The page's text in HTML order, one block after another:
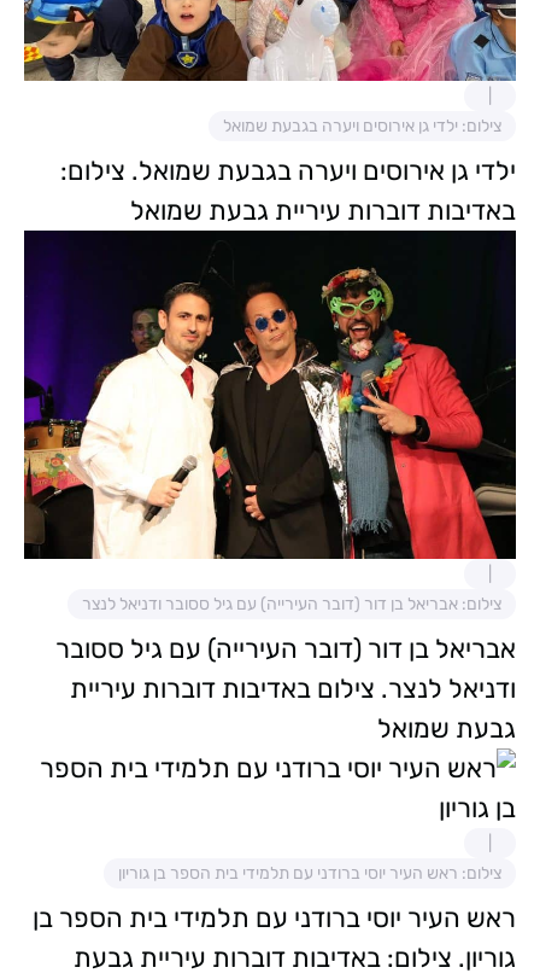
צילום: ילדי גן אירוסים ויערה בגבעת שמואל
ילדי גן אירוסים ויערה בגבעת שמואל. צילום:
באדיבות דוברות עיריית גבעת שמואל
צילום: אבריאל בן דור (דובר העירייה) עם גיל ססובר ודניאל לנצר
אבריאל בן דור (דובר העירייה) עם גיל ססובר
ודניאל לנצר. צילום באדיבות דוברות עיריית
גבעת שמואל
צילום: ראש העיר יוסי ברודני עם תלמידי בית הספר בן גוריון
ראש העיר יוסי ברודני עם תלמידי בית הספר בן
גוריון. צילום: באדיבות דוברות עיריית גבעת